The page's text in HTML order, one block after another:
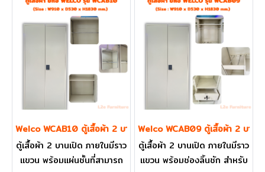
Welco WCAB10 ตู้เสื้อผ้า 2 บานเปิด
ตู้เสื้อผ้า 2 บานเปิด ภายในมีราว
แขวน พร้อมแผ่นชั้นที่สามารถ
Welco WCAB09 ตู้เสื้อผ้า 2 บานเ
ตู้เสื้อผ้า 2 บานเปิด ภายในมีราว
แขวน พร้อมช่องลิ้นชัก สำหรับ